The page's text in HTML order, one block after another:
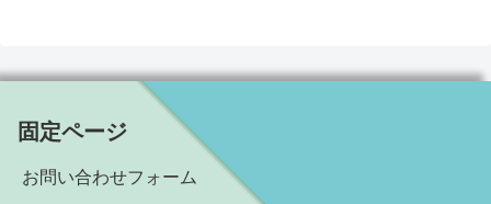
固定ページ
お問い合わせフォーム